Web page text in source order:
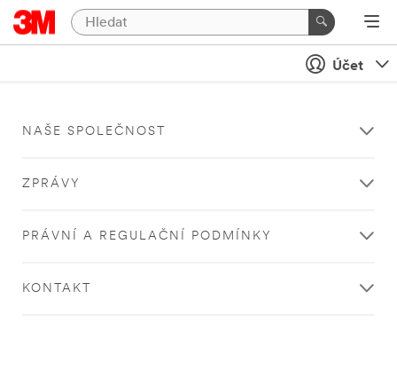
Účet
NAŠE SPOLEČNOST
ZPRÁVY
PRÁVNÍ A REGULAČNÍ PODMÍNKY
KONTAKT